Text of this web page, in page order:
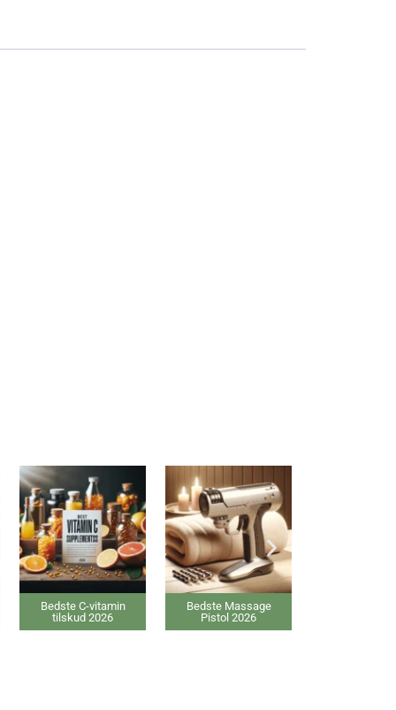
Bedste C-vitamin
tilskud 2026
Bedste Massage
Pistol 2026